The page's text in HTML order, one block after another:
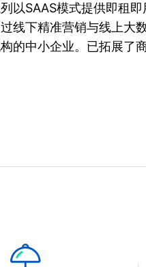
以SAAS模式提供即租
线下精准营销与线上大
的中小企业。已拓展了